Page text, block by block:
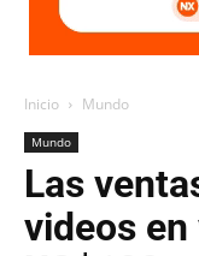
Inicio Mundo
Mundo
Las
videos